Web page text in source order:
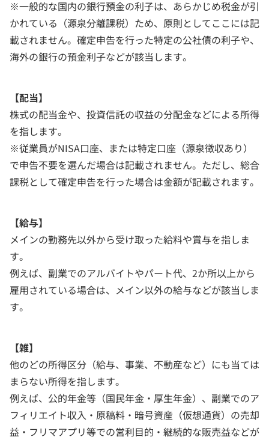
※一般的な国内の銀行預金の利子は、あらかじめ税金が引
かれている（源泉分離課税）ため、原則としてここには記
載されません。確定申告を行った特定の公社債の利子や、
海外の銀行の預金利子などが該当します。
【配当】
株式の配当金や、投資信託の収益の分配金などによる所得
を指します。
※従業員がNISA口座、または特定口座（源泉徴収あり）
で申告不要を選んだ場合は記載されません。ただし、総合
課税として確定申告を行った場合は金額が記載されます。
【給与】
メインの勤務先以外から受け取った給料や賞与を指しま
す。
例えば、副業でのアルバイトやパート代、2か所以上から
雇用されている場合は、メイン以外の給与などが該当しま
す。
【雑】
他のどの所得区分（給与、事業、不動産など）にも当ては
まらない所得を指します。
例えば、公的年金等（国民年金・厚生年金）、副業でのア
フィリエイト収入・原稿料・暗号資産（仮想通貨）の売却
益・フリマアプリ等での営利目的・継続的な販売益などが